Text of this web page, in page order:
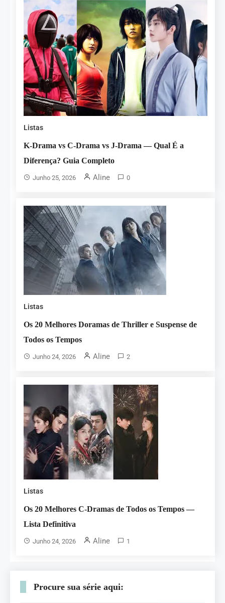
Listas
K-Drama vs C-Drama vs J-Drama — Qual É a
Diferença? Guia Completo
Junho 25, 2026 Aline 0
Listas
Os 20 Melhores Doramas de Thriller e Suspense de
Todos os Tempos
Junho 24, 2026 Aline 2
Listas
Os 20 Melhores C-Dramas de Todos os Tempos —
Lista Definitiva
Junho 24, 2026 Aline 1
Procure sua série aqui: